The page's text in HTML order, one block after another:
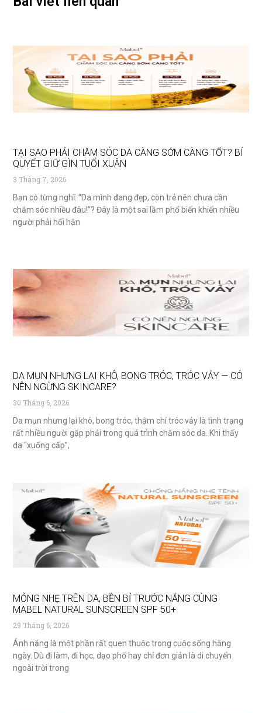
TẠI SAO PHẢI CHĂM SÓC DA CÀNG SỚM CÀNG TỐT? BÍ
QUYẾT GIỮ GÌN TUỔI XUÂN
3 Tháng 7, 2026
Bạn có từng nghĩ: “Da mình đang đẹp, còn trẻ nên chưa cần
chăm sóc nhiều đâu!”? Đây là một sai lầm phổ biến khiến nhiều
người phải hối hận
DA MỤN NHƯNG LẠI KHÔ, BONG TRÓC, TRÓC VẢY — CÓ
NÊN NGỪNG SKINCARE?
30 Tháng 6, 2026
Da mụn nhưng lại khô, bong tróc, thậm chí tróc vảy là tình trạng
rất nhiều người gặp phải trong quá trình chăm sóc da. Khi thấy
da “xuống cấp”,
MỎNG NHẸ TRÊN DA, BỀN BỈ TRƯỚC NẮNG CÙNG
MABEL NATURAL SUNSCREEN SPF 50+
29 Tháng 6, 2026
Ánh nắng là một phần rất quen thuộc trong cuộc sống hằng
ngày. Dù đi làm, đi học, dạo phố hay chỉ đơn giản là di chuyển
ngoài trời trong